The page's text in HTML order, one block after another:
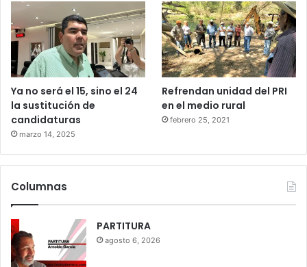
Ya no será el 15, sino el 24
la sustitución de
candidaturas
marzo 14, 2025
Refrendan unidad del PRI
en el medio rural
febrero 25, 2021
Columnas
PARTITURA
agosto 6, 2026